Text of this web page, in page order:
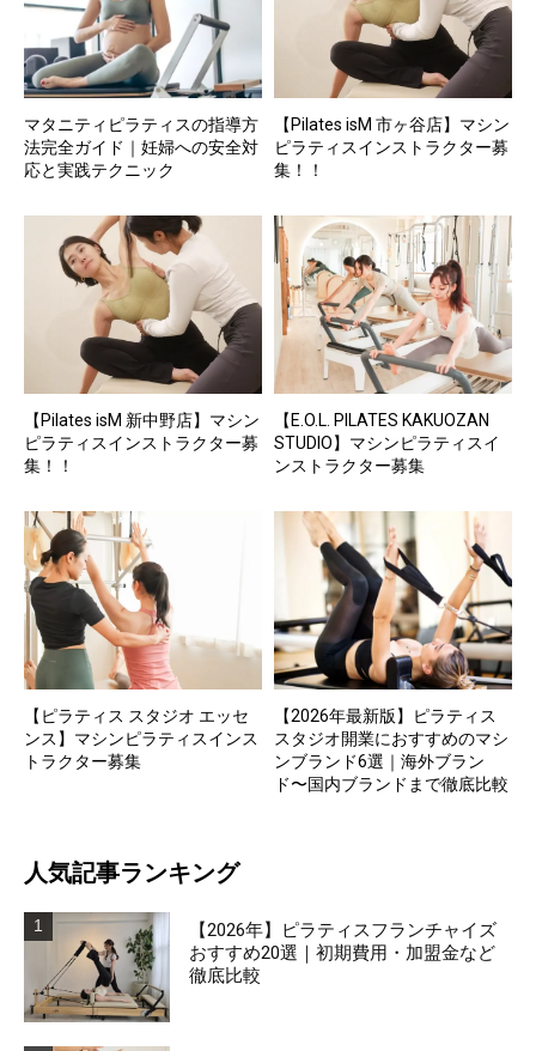
マタニティピラティスの指導方
法完全ガイド｜妊婦への安全対
応と実践テクニック
【Pilates isM 市ヶ谷店】マシン
ピラティスインストラクター募
集！！
【Pilates isM 新中野店】マシン
ピラティスインストラクター募
集！！
【E.O.L. PILATES KAKUOZAN
STUDIO】マシンピラティスイ
ンストラクター募集
【ピラティス スタジオ エッセ
ンス】マシンピラティスインス
トラクター募集
【2026年最新版】ピラティス
スタジオ開業におすすめのマシ
ンブランド6選｜海外ブラン
ド〜国内ブランドまで徹底比較
人気記事ランキング
【2026年】ピラティスフランチャイズ
おすすめ20選｜初期費用・加盟金など
徹底比較